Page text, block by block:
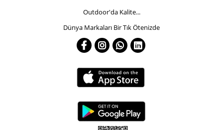
Outdoor'da Kalite...
Dünya Markaları Bir Tık Ötenizde